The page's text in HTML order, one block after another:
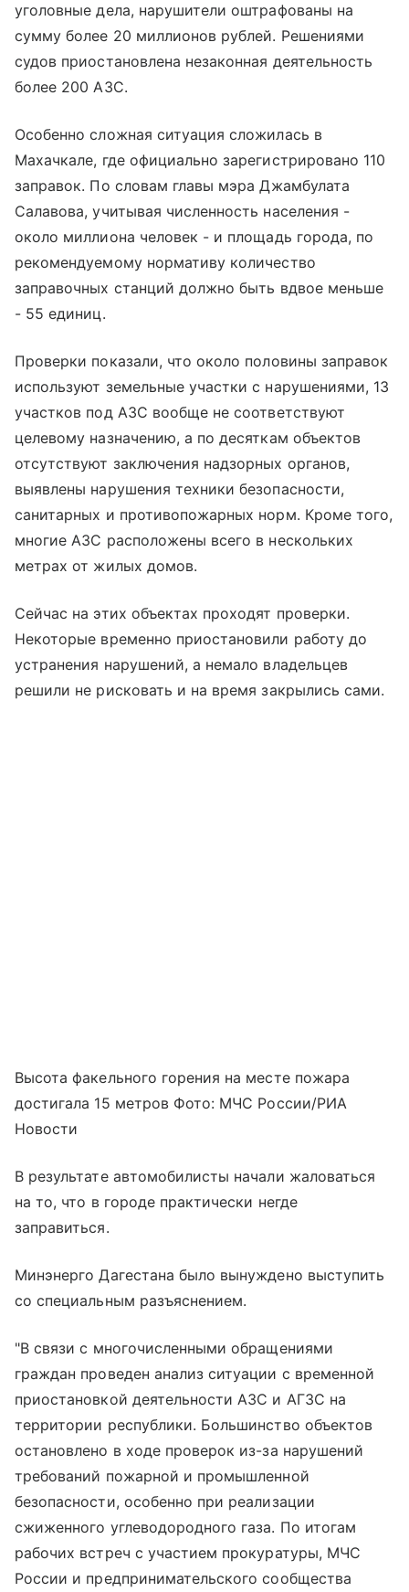
уголовные дела, нарушители оштрафованы на
сумму более 20 миллионов рублей. Решениями
судов приостановлена незаконная деятельность
более 200 АЗС.
Особенно сложная ситуация сложилась в
Махачкале, где официально зарегистрировано 110
заправок. По словам главы мэра Джамбулата
Салавова, учитывая численность населения -
около миллиона человек - и площадь города, по
рекомендуемому нормативу количество
заправочных станций должно быть вдвое меньше
- 55 единиц.
Проверки показали, что около половины заправок
используют земельные участки с нарушениями, 13
участков под АЗС вообще не соответствуют
целевому назначению, а по десяткам объектов
отсутствуют заключения надзорных органов,
выявлены нарушения техники безопасности,
санитарных и противопожарных норм. Кроме того,
многие АЗС расположены всего в нескольких
метрах от жилых домов.
Сейчас на этих объектах проходят проверки.
Некоторые временно приостановили работу до
устранения нарушений, а немало владельцев
решили не рисковать и на время закрылись сами.
Высота факельного горения на месте пожара
достигала 15 метров Фото: МЧС России/РИА
Новости
В результате автомобилисты начали жаловаться
на то, что в городе практически негде
заправиться.
Минэнерго Дагестана было вынуждено выступить
со специальным разъяснением.
"В связи с многочисленными обращениями
граждан проведен анализ ситуации с временной
приостановкой деятельности АЗС и АГЗС на
территории республики. Большинство объектов
остановлено в ходе проверок из-за нарушений
требований пожарной и промышленной
безопасности, особенно при реализации
сжиженного углеводородного газа. По итогам
рабочих встреч с участием прокуратуры, МЧС
России и предпринимательского сообщества